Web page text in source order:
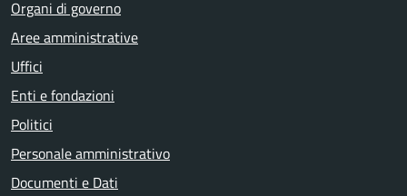
Organi di governo
Aree amministrative
Uffici
Enti e fondazioni
Politici
Personale amministrativo
Documenti e Dati